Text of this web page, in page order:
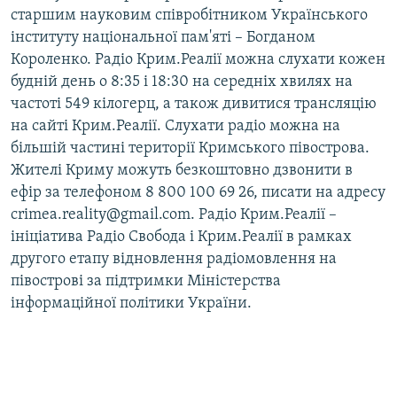
старшим науковим співробітником Українського
інституту національної пам'яті – Богданом
Короленко. Радіо Крим.Реалії можна слухати кожен
будній день о 8:35 і 18:30 на середніх хвилях на
частоті 549 кілогерц, а також дивитися трансляцію
на сайті Крим.Реалії. Слухати радіо можна на
більшій частині території Кримського півострова.
Жителі Криму можуть безкоштовно дзвонити в
ефір за телефоном 8 800 100 69 26, писати на адресу
crimea.reality@gmail.com. Радіо Крим.Реалії –
ініціатива Радіо Свобода і Крим.Реалії в рамках
другого етапу відновлення радіомовлення на
півострові за підтримки Міністерства
інформаційної політики України.